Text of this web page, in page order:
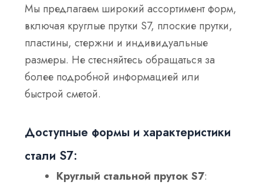
Мы предлагаем широкий ассортимент форм,
включая круглые прутки S7, плоские прутки,
пластины, стержни и индивидуальные
размеры. Не стесняйтесь обращаться за
более подробной информацией или
быстрой сметой.
Доступные формы и характеристики
стали S7:
Круглый стальной пруток S7: